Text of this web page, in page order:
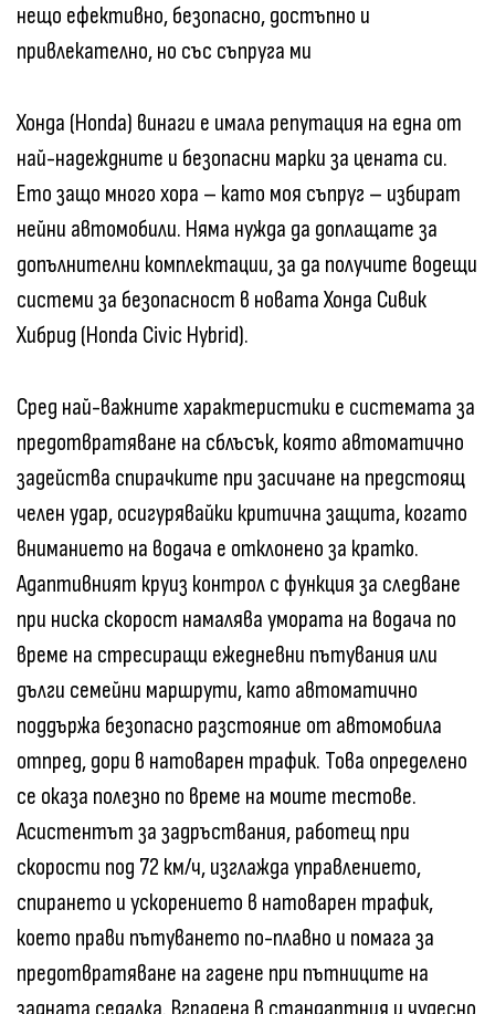
нещо ефективно, безопасно, достъпно и
привлекателно, но със съпруга ми
Хонда (Honda) винаги е имала репутация на една от
най-надеждните и безопасни марки за цената си.
Ето защо много хора – като моя съпруг – избират
нейни автомобили. Няма нужда да доплащате за
допълнителни комплектации, за да получите водещи
системи за безопасност в новата Хонда Сивик
Хибрид (Honda Civic Hybrid).
Сред най-важните характеристики е системата за
предотвратяване на сблъсък, която автоматично
задейства спирачките при засичане на предстоящ
челен удар, осигурявайки критична защита, когато
вниманието на водача е отклонено за кратко.
Адаптивният круиз контрол с функция за следване
при ниска скорост намалява умората на водача по
време на стресиращи ежедневни пътувания или
дълги семейни маршрути, като автоматично
поддържа безопасно разстояние от автомобила
отпред, дори в натоварен трафик. Това определено
се оказа полезно по време на моите тестове.
Асистентът за задръствания, работещ при
скорости под 72 км/ч, изглажда управлението,
спирането и ускорението в натоварен трафик,
което прави пътуването по-плавно и помага за
предотвратяване на гадене при пътниците на